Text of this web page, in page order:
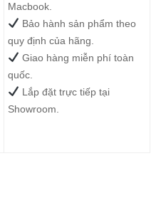
Macbook.
Bảo hành sản phẩm theo
quy định của hãng.
Giao hàng miễn phí toàn
quốc.
Lắp đặt trực tiếp tại
Showroom.